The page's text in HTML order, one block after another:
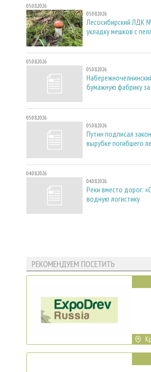
05.08.2026
05.08.2026
Лесосибирский ЛДК
укладку мешков с
05.08.2026
05.08.2026
бумажную фабрику
05.08.2026
05.08.2026
Путин подписал
вырубке погибшего
04.08.2026
04.08.2026
Реки вместо дорог:
водную логистику
РЕКОМЕНДУЕМ ПОСЕТИТЬ